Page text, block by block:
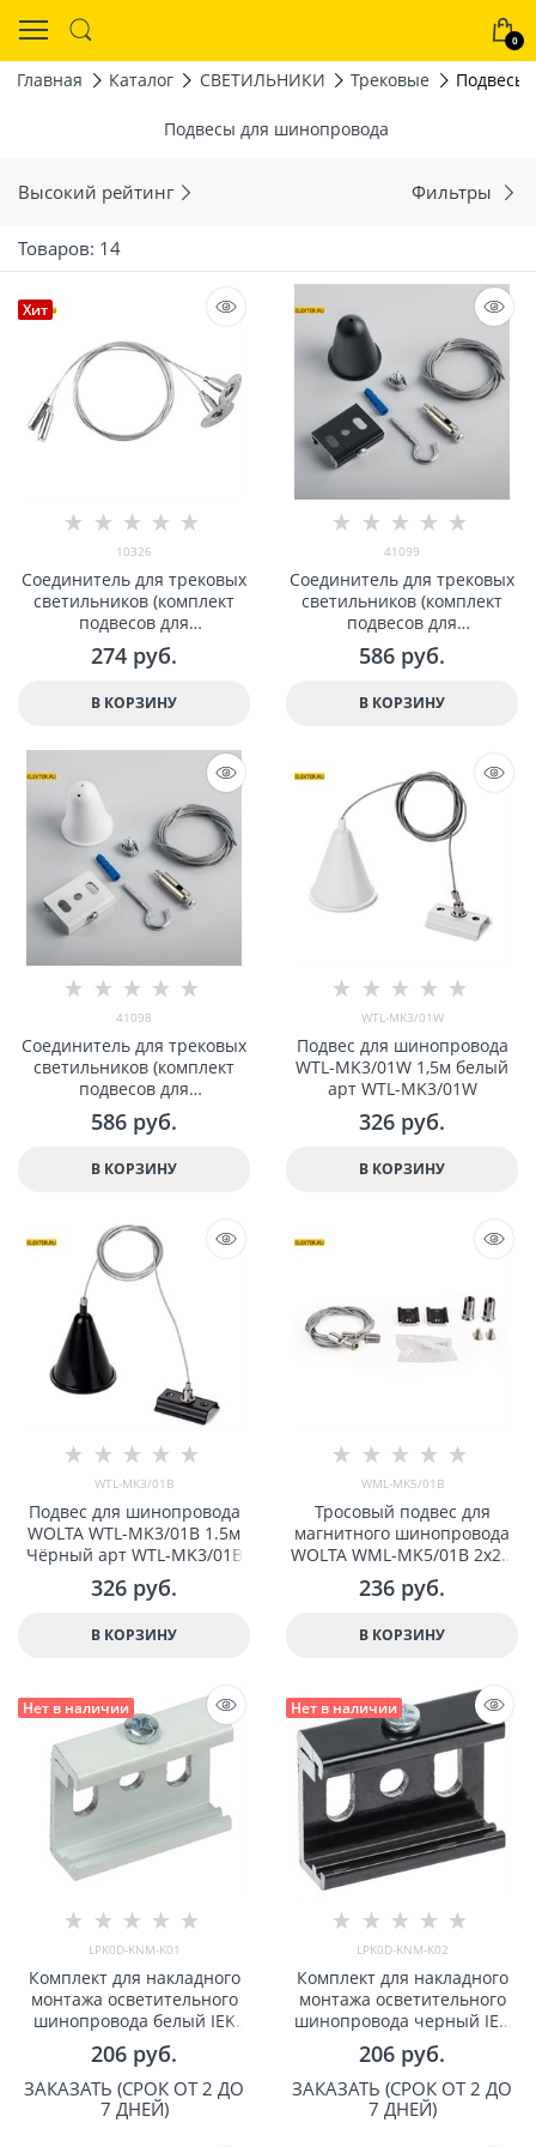
0
Главная Каталог СВЕТИЛЬНИКИ Трековые Подвесы
Подвесы для шинопровода
Высокий рейтинг Фильтры
Товаров: 14
Хит
10326
Соединитель для трековыx
светильников (комплект
подвесов для
шинопровода, 2шт), длина
150см, серебро арт 10326
274 руб.
В КОРЗИНУ
41099
Соединитель для трековыx
светильников (комплект
подвесов для
шинопровода) ,длина
150см,черный,PRO-04 арт
586 руб.
В КОРЗИНУ
41098
Соединитель для трековыx
светильников (комплект
подвесов для
шинопровода) ,длина
150см,белый,PRO-044 арт
586 руб.
В КОРЗИНУ
WTL-MK3/01W
Подвес для шинопровода
WTL-MK3/01W 1,5м белый
арт WTL-MK3/01W
326 руб.
В КОРЗИНУ
WTL-MK3/01B
Подвес для шинопровода
WOLTA WTL-MK3/01B 1.5м
Чёрный арт WTL-MK3/01B
326 руб.
В КОРЗИНУ
WML-MK5/01B
Тросовый подвес для
магнитного шинопровода
WOLTA WML-MK5/01B 2x2м
арт WML-MK5/01B
236 руб.
В КОРЗИНУ
Нет в наличии
LPK0D-KNM-K01
Комплект для накладного
монтажа осветительного
шинопровода белый IEK
арт LPK0D-KNM-K01
206 руб.
ЗАКАЗАТЬ (СРОК ОТ 2 ДО
7 ДНЕЙ)
Нет в наличии
LPK0D-KNM-K02
Комплект для накладного
монтажа осветительного
шинопровода черный IEK
арт LPK0D-KNM-K02
206 руб.
ЗАКАЗАТЬ (СРОК ОТ 2 ДО
7 ДНЕЙ)